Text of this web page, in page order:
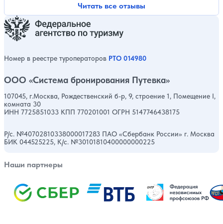
Читать все отзывы
Номер в реестре туроператоров РТО 014980
ООО «Система бронирования Путевка»
107045, г.Москва, Рождественский б-р, 9, строение 1, Помещение I,
комната 30
ИНН 7725851033 КПП 770201001 ОГРН 5147746438175
Р/с. №40702810338000017283 ПАО «Сбербанк России» г. Москва
БИК 044525225, К/с. №30101810400000000225
Наши партнеры